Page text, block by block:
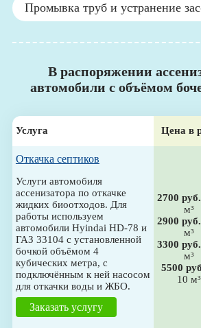
Промывка труб и устранение
В распоряжении
автомобили с объёмом
Услуга Цена в
Откачка септиков
Услуги автомобиля
ассенизатора по откачке
жидких биоотходов. Для
работы используем
автомобили Hyindai HD-78 и
ГАЗ 33104 с установленной
бочкой объёмом 4
кубических метра, с
подключённым к ней насосом
для откачки воды и ЖБО.
Заказать услугу
2700 руб.
м³
2900 руб.
м³
3300 руб.
м³
5500
10 м³